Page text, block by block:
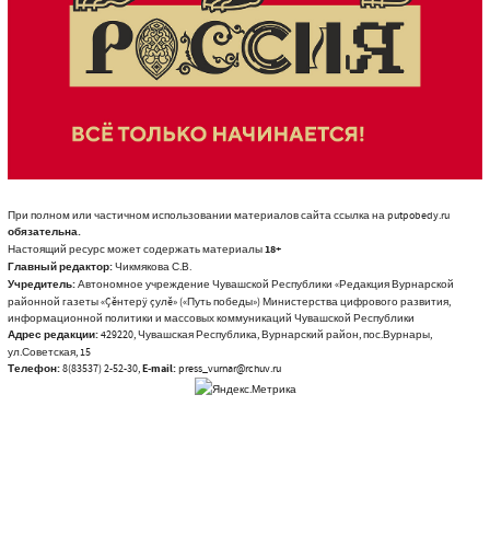
При полном или частичном использовании материалов сайта ссылка на putpobedy.ru
обязательна.
Настоящий ресурс может содержать материалы18+
Главный редактор:Чикмякова С.В.
Учредитель:Автономное учреждение Чувашской Республики «Редакция Вурнарской
районной газеты «Çĕнтерÿ çулĕ» («Путь победы») Министерства цифрового развития,
информационной политики и массовых коммуникаций Чувашской Республики
Адрес редакции:429220, Чувашская Республика, Вурнарский район, пос.Вурнары,
ул.Советская, 15
Телефон:8(83537) 2-52-30,E-mail:press_vurnar@rchuv.ru